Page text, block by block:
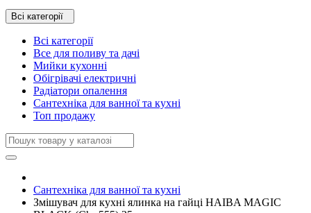
Всі категорії
Всі категорії
Все для поливу та дачі
Мийки кухонні
Обігрівачі електричні
Радіатори опалення
Сантехніка для ванної та кухні
Топ продажу
Сантехніка для ванної та кухні
Змішувач для кухні ялинка на гайці HAIBA MAGIC